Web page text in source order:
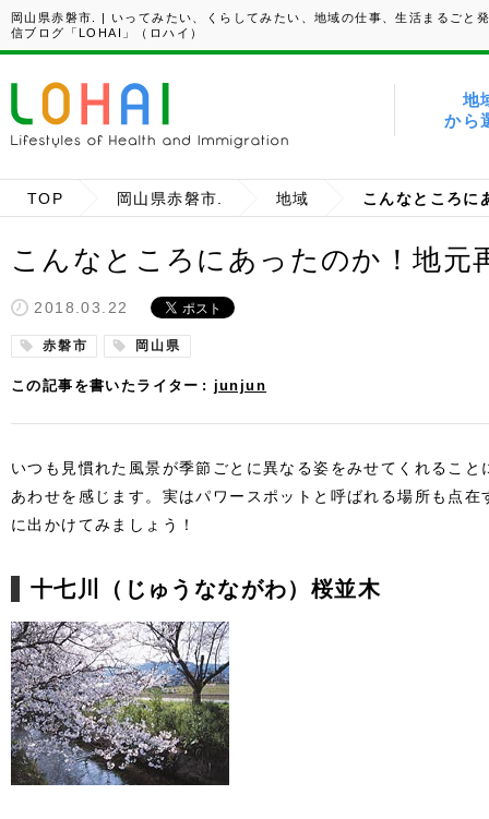
岡山県赤磐市. | いってみたい、くらしてみたい、地域の仕事、生活まるごと
信ブログ「LOHAI」（ロハイ）
地
から
TOP 岡山県赤磐市. 地域
こんなところにあったのか！地元
2018.03.22
赤磐市 岡山県
この記事を書いたライター junjun
いつも見慣れた風景が季節ごとに異なる姿をみせてくれるこ
あわせを感じます。実はパワースポットと呼ばれる場所も点
に出かけてみましょう！
十七川（じゅうなながわ）桜並木